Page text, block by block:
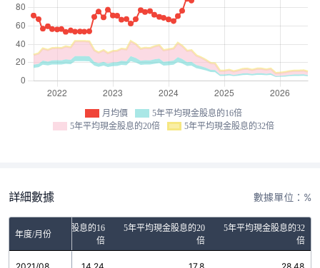
月均價
5年平均現金股息的16倍
5年平均現金股息的20倍
5年平均現金股息的32倍
詳細數據 數據單位：%
年度/月份
5年平均現金股息的16
倍
5年平均現金股息的20
倍
5年平均現金股息的32
倍